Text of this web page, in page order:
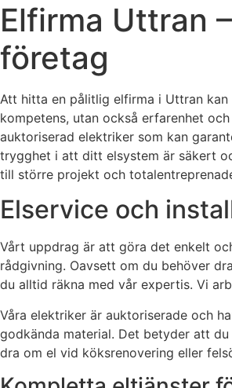
Elfirma Uttran
företag
Att hitta en pålitlig elfirma i Uttran
kompetens, utan också erfarenhet
auktoriserad elektriker som kan
trygghet i att ditt elsystem är säkert
till större projekt och
Elservice och
Vårt uppdrag är att göra det enkelt
rådgivning. Oavsett om du behöver
du alltid räkna med vår expertis. Vi
Våra elektriker är auktoriserade och
godkända material. Det betyder att
dra om el vid köksrenovering eller